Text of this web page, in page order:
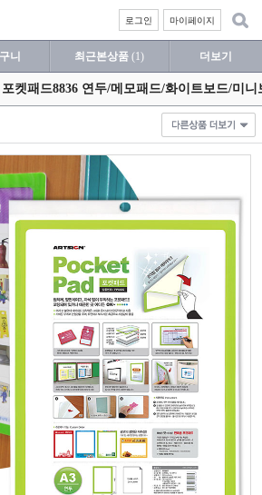
마이페이지
로그인
니 최근본상품 (1) 더보기
켓패드8836 연두/메모패드/화이트보드/미